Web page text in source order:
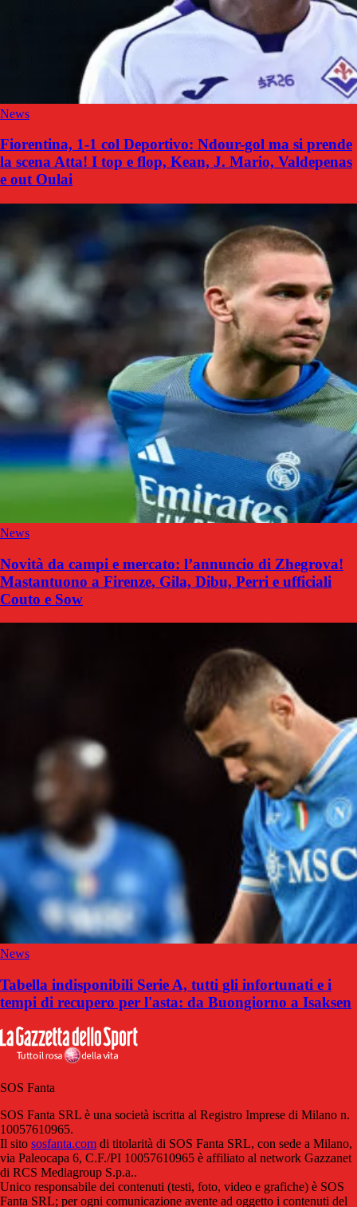
News
Fiorentina, 1-1 col Deportivo: Ndour-gol ma si prende
la scena Atta! I top e flop, Kean, J. Mario, Valdepenas
e out Oulai
News
Novità da campi e mercato: l’annuncio di Zhegrova!
Mastantuono a Firenze, Gila, Dibu, Perri e ufficiali
Couto e Sow
News
Tabella indisponibili Serie A, tutti gli infortunati e i
tempi di recupero per l'asta: da Buongiorno a Isaksen
SOS Fanta
SOS Fanta SRL è una società iscritta al Registro Imprese di Milano n.
10057610965.
Il sito sosfanta.com di titolarità di SOS Fanta SRL, con sede a Milano,
via Paleocapa 6, C.F./PI 10057610965 è affiliato al network Gazzanet
di RCS Mediagroup S.p.a..
Unico responsabile dei contenuti (testi, foto, video e grafiche) è SOS
Fanta SRL; per ogni comunicazione avente ad oggetto i contenuti del